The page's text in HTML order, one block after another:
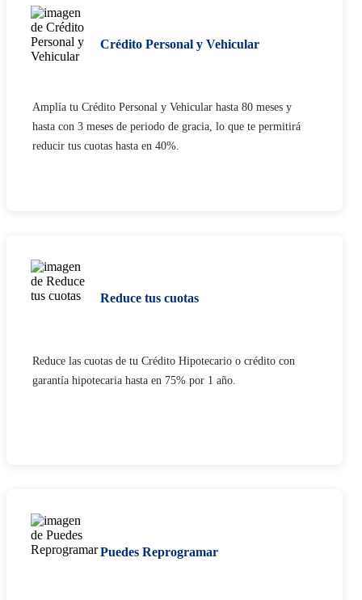
Crédito Personal y Vehicular
Amplía tu Crédito Personal y Vehicular hasta 80 meses y
hasta con 3 meses de periodo de gracia, lo que te permitirá
reducir tus cuotas hasta en 40%.
Reduce tus cuotas
Reduce las cuotas de tu Crédito Hipotecario o crédito con
garantía hipotecaria hasta en 75% por 1 año.
Puedes Reprogramar